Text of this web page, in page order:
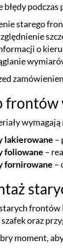
błędy
starego
o
frontów
lakierowane –
foliowane –
fornirowane –
frontów
oraz
moment,